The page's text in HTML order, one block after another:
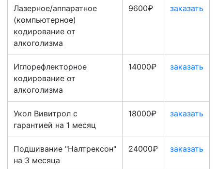
Лазерное/аппаратное
(компьютерное)
кодирование от
алкоголизма
9600₽ заказать
Иглорефлекторное
кодирование от
алкоголизма
14000₽ заказать
Укол Вивитрол с
гарантией на 1 месяц
18000₽ заказать
Подшивание "Налтрексон"
на 3 месяца
24000₽ заказать